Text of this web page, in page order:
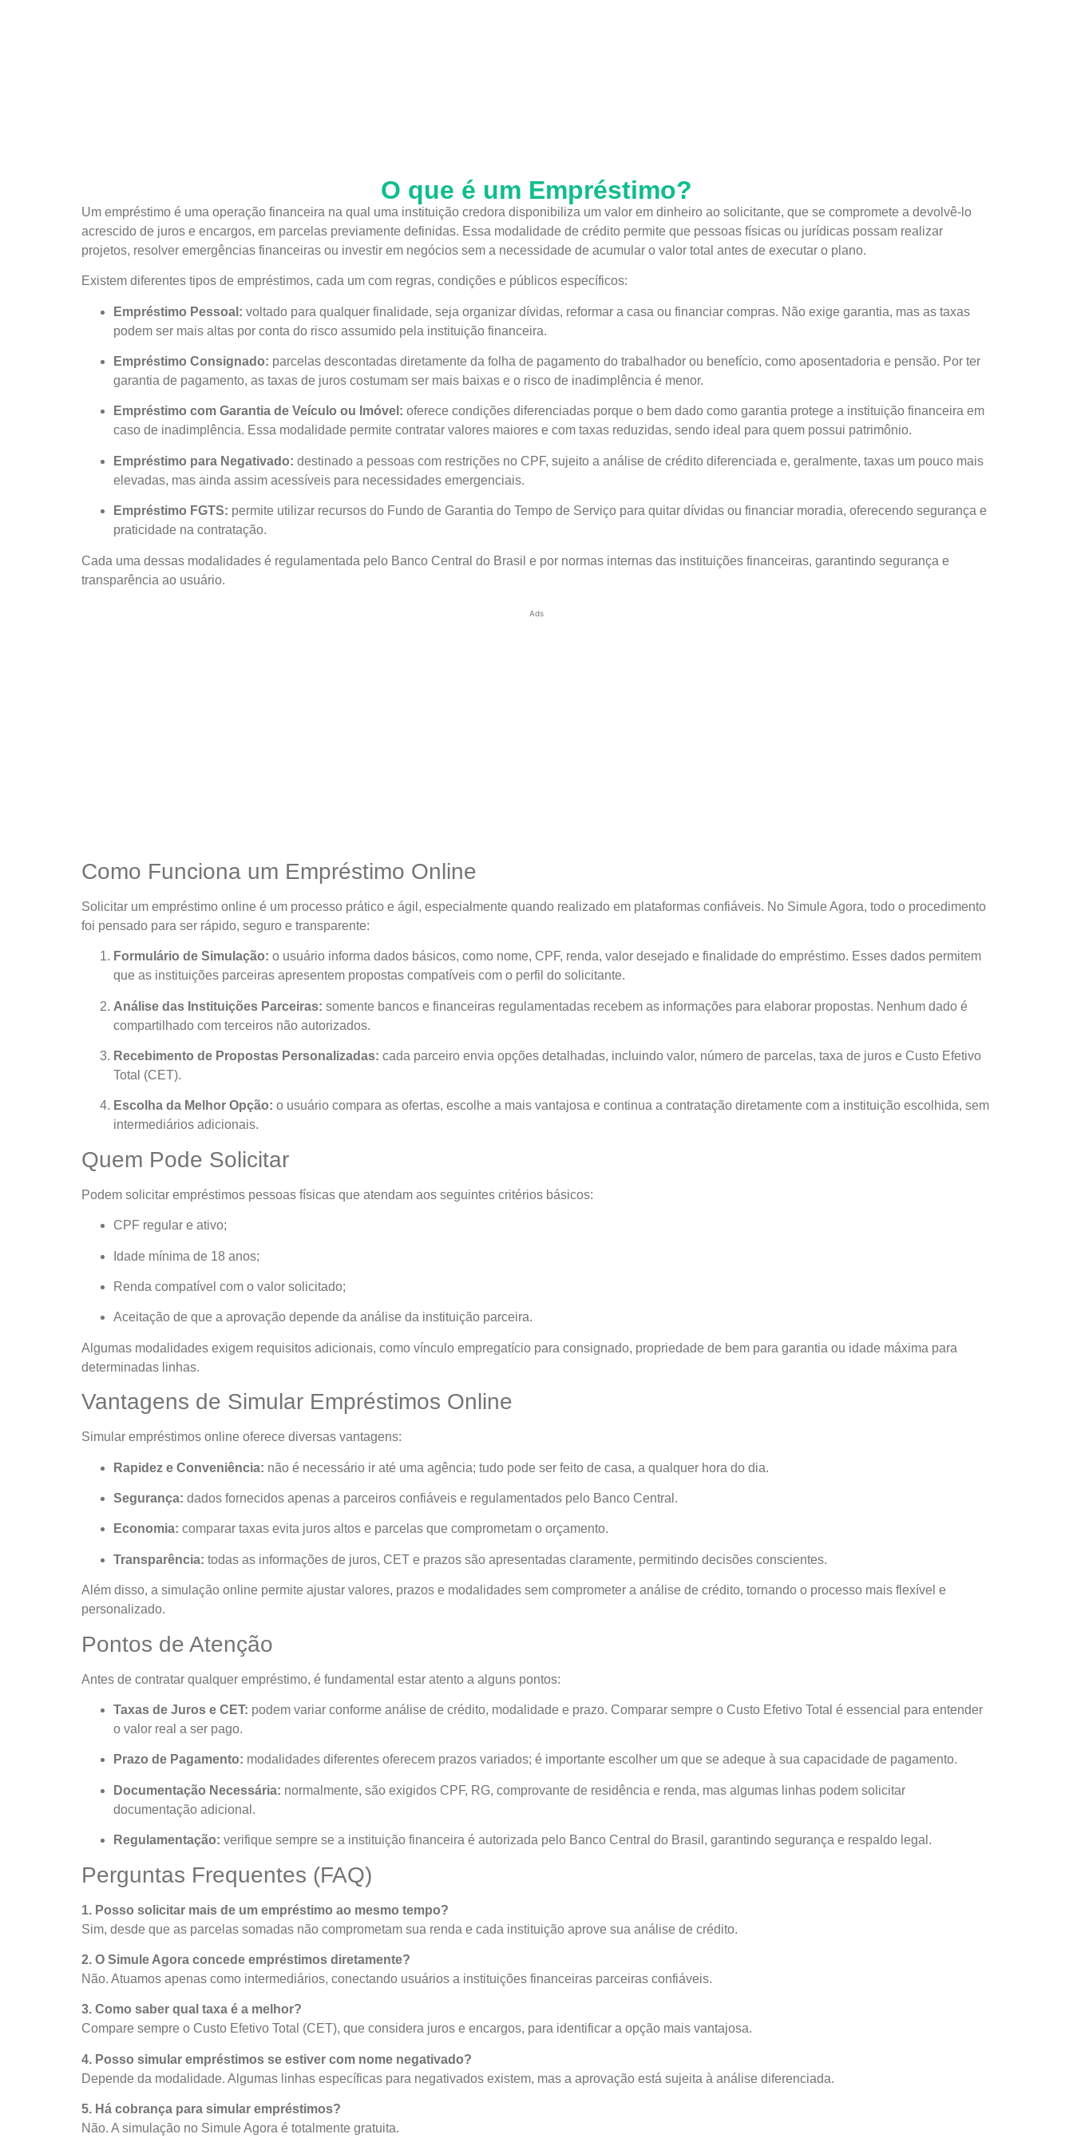
O que é um Empréstimo?
Um empréstimo é uma operação financeira na qual uma instituição credora disponibiliza um valor em dinheiro ao solicitante, que se compromete a devolvê-lo
acrescido de juros e encargos, em parcelas previamente definidas. Essa modalidade de crédito permite que pessoas físicas ou jurídicas possam realizar
projetos, resolver emergências financeiras ou investir em negócios sem a necessidade de acumular o valor total antes de executar o plano.
Existem diferentes tipos de empréstimos, cada um com regras, condições e públicos específicos:
Empréstimo Pessoal: voltado para qualquer finalidade, seja organizar dívidas, reformar a casa ou financiar compras. Não exige garantia, mas as taxas
podem ser mais altas por conta do risco assumido pela instituição financeira.
Empréstimo Consignado: parcelas descontadas diretamente da folha de pagamento do trabalhador ou benefício, como aposentadoria e pensão. Por ter
garantia de pagamento, as taxas de juros costumam ser mais baixas e o risco de inadimplência é menor.
Empréstimo com Garantia de Veículo ou Imóvel: oferece condições diferenciadas porque o bem dado como garantia protege a instituição financeira em
caso de inadimplência. Essa modalidade permite contratar valores maiores e com taxas reduzidas, sendo ideal para quem possui patrimônio.
Empréstimo para Negativado: destinado a pessoas com restrições no CPF, sujeito a análise de crédito diferenciada e, geralmente, taxas um pouco mais
elevadas, mas ainda assim acessíveis para necessidades emergenciais.
Empréstimo FGTS: permite utilizar recursos do Fundo de Garantia do Tempo de Serviço para quitar dívidas ou financiar moradia, oferecendo segurança e
praticidade na contratação.
Cada uma dessas modalidades é regulamentada pelo Banco Central do Brasil e por normas internas das instituições financeiras, garantindo segurança e
transparência ao usuário.
Ads
Como Funciona um Empréstimo Online
Solicitar um empréstimo online é um processo prático e ágil, especialmente quando realizado em plataformas confiáveis. No Simule Agora, todo o procedimento
foi pensado para ser rápido, seguro e transparente:
Formulário de Simulação: o usuário informa dados básicos, como nome, CPF, renda, valor desejado e finalidade do empréstimo. Esses dados permitem
que as instituições parceiras apresentem propostas compatíveis com o perfil do solicitante.
Análise das Instituições Parceiras: somente bancos e financeiras regulamentadas recebem as informações para elaborar propostas. Nenhum dado é
compartilhado com terceiros não autorizados.
Recebimento de Propostas Personalizadas: cada parceiro envia opções detalhadas, incluindo valor, número de parcelas, taxa de juros e Custo Efetivo
Total (CET).
Escolha da Melhor Opção: o usuário compara as ofertas, escolhe a mais vantajosa e continua a contratação diretamente com a instituição escolhida, sem
intermediários adicionais.
Quem Pode Solicitar
Podem solicitar empréstimos pessoas físicas que atendam aos seguintes critérios básicos:
CPF regular e ativo;
Idade mínima de 18 anos;
Renda compatível com o valor solicitado;
Aceitação de que a aprovação depende da análise da instituição parceira.
Algumas modalidades exigem requisitos adicionais, como vínculo empregatício para consignado, propriedade de bem para garantia ou idade máxima para
determinadas linhas.
Vantagens de Simular Empréstimos Online
Simular empréstimos online oferece diversas vantagens:
Rapidez e Conveniência: não é necessário ir até uma agência; tudo pode ser feito de casa, a qualquer hora do dia.
Segurança: dados fornecidos apenas a parceiros confiáveis e regulamentados pelo Banco Central.
Economia: comparar taxas evita juros altos e parcelas que comprometam o orçamento.
Transparência: todas as informações de juros, CET e prazos são apresentadas claramente, permitindo decisões conscientes.
Além disso, a simulação online permite ajustar valores, prazos e modalidades sem comprometer a análise de crédito, tornando o processo mais flexível e
personalizado.
Pontos de Atenção
Antes de contratar qualquer empréstimo, é fundamental estar atento a alguns pontos:
Taxas de Juros e CET: podem variar conforme análise de crédito, modalidade e prazo. Comparar sempre o Custo Efetivo Total é essencial para entender
o valor real a ser pago.
Prazo de Pagamento: modalidades diferentes oferecem prazos variados; é importante escolher um que se adeque à sua capacidade de pagamento.
Documentação Necessária: normalmente, são exigidos CPF, RG, comprovante de residência e renda, mas algumas linhas podem solicitar
documentação adicional.
Regulamentação: verifique sempre se a instituição financeira é autorizada pelo Banco Central do Brasil, garantindo segurança e respaldo legal.
Perguntas Frequentes (FAQ)
1. Posso solicitar mais de um empréstimo ao mesmo tempo?
Sim, desde que as parcelas somadas não comprometam sua renda e cada instituição aprove sua análise de crédito.
2. O Simule Agora concede empréstimos diretamente?
Não. Atuamos apenas como intermediários, conectando usuários a instituições financeiras parceiras confiáveis.
3. Como saber qual taxa é a melhor?
Compare sempre o Custo Efetivo Total (CET), que considera juros e encargos, para identificar a opção mais vantajosa.
4. Posso simular empréstimos se estiver com nome negativado?
Depende da modalidade. Algumas linhas específicas para negativados existem, mas a aprovação está sujeita à análise diferenciada.
5. Há cobrança para simular empréstimos?
Não. A simulação no Simule Agora é totalmente gratuita.